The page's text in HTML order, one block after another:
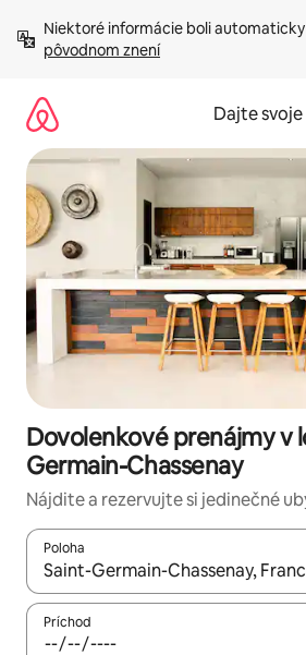
obsah.
Niektoré informácie boli
pôvodnom znení
Dajte
Dovolenkové prenájmy v
Germain-Chassenay
Nájdite a rezervujte si jedinečné
Poloha
Keď budú výsledky k dispozícii,
Príchod